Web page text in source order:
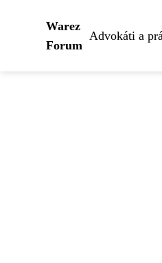
Warez
Forum
Advokáti a